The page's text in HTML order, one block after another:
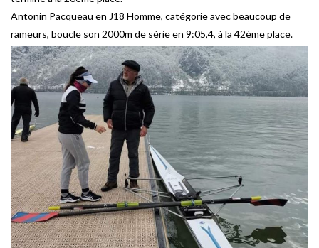
Antonin Pacqueau en J18 Homme, catégorie avec beaucoup de
rameurs, boucle son 2000m de série en 9:05,4, à la 42ème place.